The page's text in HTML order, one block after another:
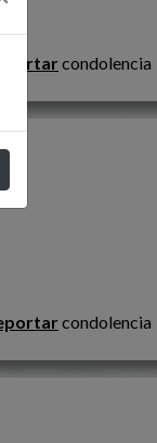
condolencia
condolencia